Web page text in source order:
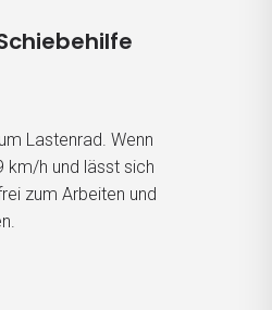
Lastenrad. Wenn
km/h und lässt sich
zum Arbeiten und